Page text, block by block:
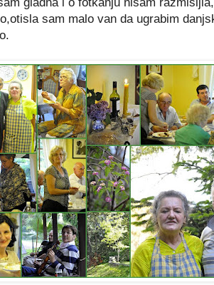
sam malo van da ugrabim